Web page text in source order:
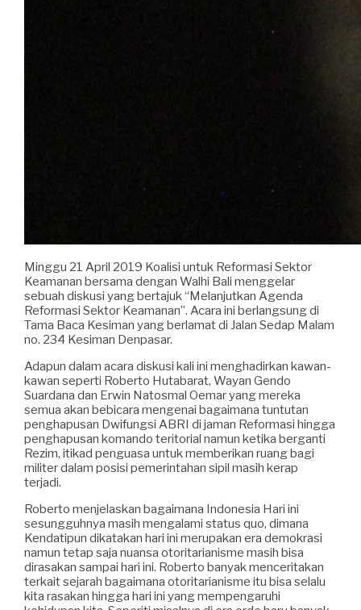
Minggu 21 April 2019 Koalisi untuk Reformasi Sektor
Keamanan bersama dengan Walhi Bali menggelar
sebuah diskusi yang bertajuk “Melanjutkan Agenda
Reformasi Sektor Keamanan”. Acara ini berlangsung di
Tama Baca Kesiman yang berlamat di Jalan Sedap Malam
no. 234 Kesiman Denpasar.
Adapun dalam acara diskusi kali ini menghadirkan kawan-
kawan seperti Roberto Hutabarat, Wayan Gendo
Suardana dan Erwin Natosmal Oemar yang mereka
semua akan bebicara mengenai bagaimana tuntutan
penghapusan Dwifungsi ABRI di jaman Reformasi hingga
penghapusan komando teritorial namun ketika berganti
Rezim, itikad penguasa untuk memberikan ruang bagi
militer dalam posisi pemerintahan sipil masih kerap
terjadi.
Roberto menjelaskan bagaimana Indonesia Hari ini
sesungguhnya masih mengalami status quo, dimana
Kendatipun dikatakan hari ini merupakan era demokrasi
namun tetap saja nuansa otoritarianisme masih bisa
dirasakan sampai hari ini. Roberto banyak menceritakan
terkait sejarah bagaimana otoritarianisme itu bisa selalu
kita rasakan hingga hari ini yang mempengaruhi